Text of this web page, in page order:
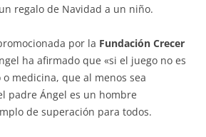
regalo de Navidad a un niño.
por la Fundación Crecer
ha afirmado que «si el juego no es
medicina, que al menos sea
padre Ángel es un hombre
de superación para todos.